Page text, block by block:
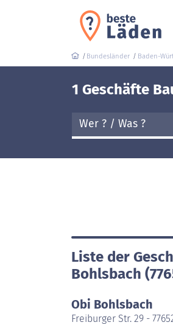
Bundesländer Baden-
1 Geschäfte
Liste der
Bohlsbach
Obi Bohlsbach
Freiburger Str. 29 -